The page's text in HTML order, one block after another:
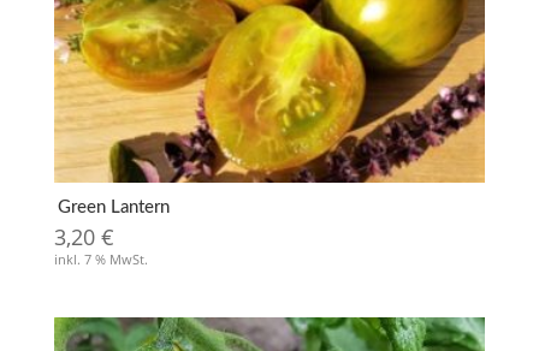
Green Lantern
3,20 €
inkl. 7 % MwSt.